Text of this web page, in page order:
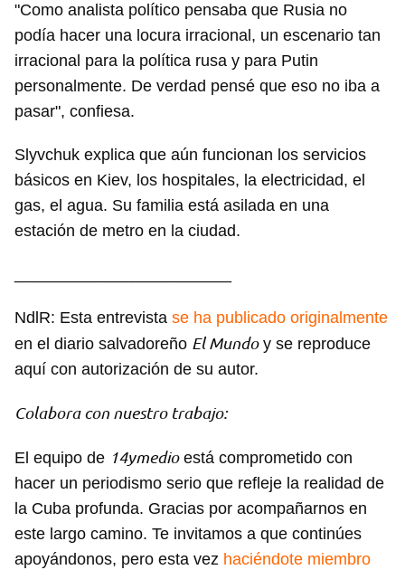
Guardar como favorito
Para poder guardar como favorito, primero has de
iniciar sesión con tu cuenta de 14ymedio.
INICIAR SESIÓN
"Como analista político pensaba que Rusia no
podía hacer una locura irracional, un escenario tan
irracional para la política rusa y para Putin
personalmente. De verdad pensé que eso no iba a
pasar", confiesa.
Slyvchuk explica que aún funcionan los servicios
básicos en Kiev, los hospitales, la electricidad, el
gas, el agua. Su familia está asilada en una
estación de metro en la ciudad.
NdlR: Esta entrevista se ha publicado originalmente
en el diario salvadoreño El Mundoy se reproduce
aquí con autorización de su autor.
Colabora con nuestro trabajo:
El equipo de 14ymedioestá comprometido con
hacer un periodismo serio que refleje la realidad de
la Cuba profunda. Gracias por acompañarnos en
este largo camino. Te invitamos a que continúes
apoyándonos, pero esta vez haciéndote miembro